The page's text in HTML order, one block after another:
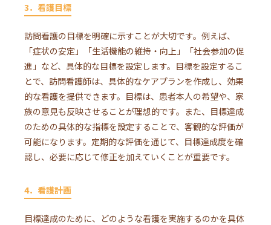
3．看護目標
訪問看護の目標を明確に示すことが大切です。例えば、
「症状の安定」「生活機能の維持・向上」「社会参加の促
進」など、具体的な目標を設定します。目標を設定するこ
とで、訪問看護師は、具体的なケアプランを作成し、効果
的な看護を提供できます。目標は、患者本人の希望や、家
族の意見も反映させることが理想的です。また、目標達成
のための具体的な指標を設定することで、客観的な評価が
可能になります。定期的な評価を通じて、目標達成度を確
認し、必要に応じて修正を加えていくことが重要です。
4．看護計画
目標達成のために、どのような看護を実施するのかを具体